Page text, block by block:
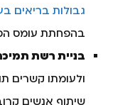
גבולות בריאים
בהפחתת עומס
בניית רשת
ולעומתו קשרים
שיתוף אנשים